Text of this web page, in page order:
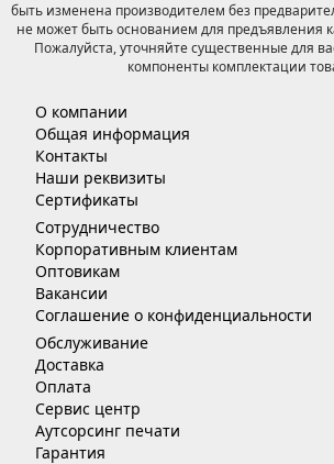
быть изменена производителем без
не может быть основанием для предъявления
Пожалуйста, уточняйте существенные для
компоненты комплектации
О компании
Общая информация
Контакты
Наши реквизиты
Сертификаты
Сотрудничество
Корпоративным клиентам
Оптовикам
Вакансии
Соглашение о конфиденциальности
Обслуживание
Доставка
Оплата
Сервис центр
Аутсорсинг печати
Гарантия